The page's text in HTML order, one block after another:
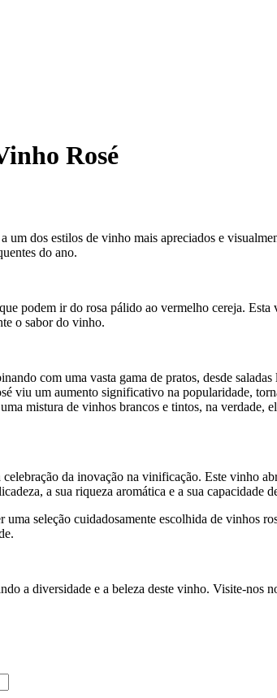
Rosé
dos estilos de vinho mais apreciados e
do ano.
podem ir do rosa pálido ao vermelho cereja.
o sabor do vinho.
com uma vasta gama de pratos, desde
viu um aumento significativo na popularidade,
mistura de vinhos brancos e tintos, na
celebração da inovação na vinificação. Este
a sua riqueza aromática e a sua capacidade
seleção cuidadosamente escolhida de vinhos
a diversidade e a beleza deste vinho. Visite-nos